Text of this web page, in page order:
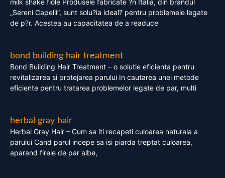
milk shake fiole Produsele fabricate ?n Italia, din brandul
„Sereni Capelli”, sunt solu?ia ideal? pentru problemele legate
de p?r. Acestea au capacitatea de a readuce
bond building hair treatment
Bond Building Hair Treatment – o solutie eficienta pentru
revitalizarea si protejarea parului In cautarea unei metode
eficiente pentru tratarea problemelor legate de par, multi
herbal gray hair
Herbal Gray Hair – Cum sa iti recapeti culoarea naturala a
parului Cand parul incepe sa isi piarda treptat culoarea,
aparand firele de par albe,